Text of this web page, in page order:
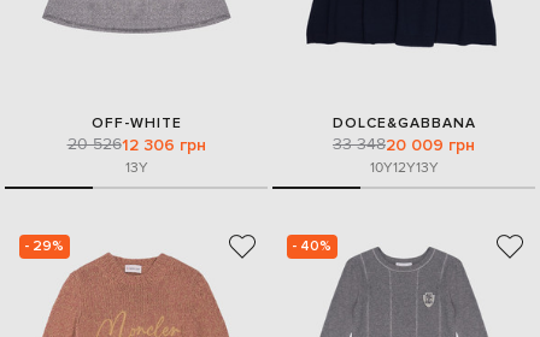
OFF-WHITE
20 52612 306 грн
13Y
DOLCE&GABBANA
33 34820 009 грн
10Y12Y13Y
- 29% - 40%